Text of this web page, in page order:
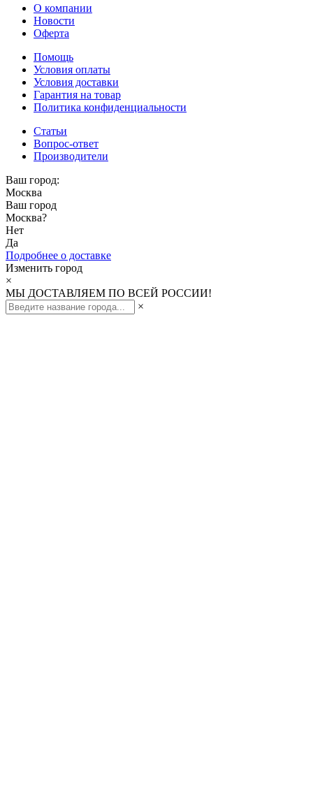
О компании
Новости
Оферта
Помощь
Условия оплаты
Условия доставки
Гарантия на товар
Политика конфиденциальности
Статьи
Вопрос-ответ
Производители
Ваш город:
Москва
Ваш город
Москва?
Нет
Да
Подробнее о доставке
Изменить город
×
МЫ ДОСТАВЛЯЕМ ПО ВСЕЙ РОССИИ!
×